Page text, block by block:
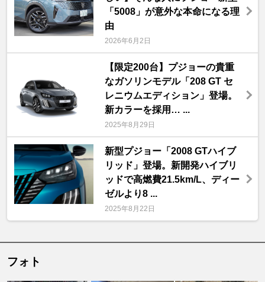
「5008」が意外な本命になる理
由
2026年6月2日
【限定200台】プジョーの貴重
なガソリンモデル「208 GT セ
レニウムエディション」登場。
新カラーを採用… ...
2025年8月29日
新型プジョー「2008 GTハイブ
リッド」登場。新開発ハイブリ
ッドで高燃費21.5km/L、ディー
ゼルより8 ...
2025年8月22日
フォト